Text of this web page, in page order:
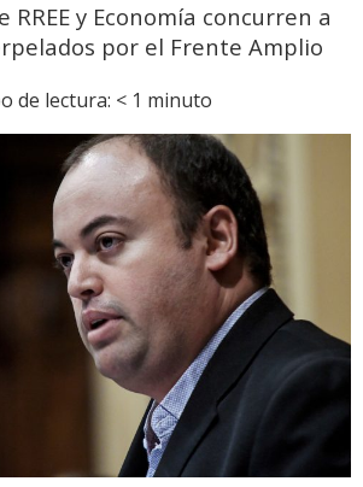
RREE y Economía concurren a
por el Frente Amplio
de lectura: < 1 minuto